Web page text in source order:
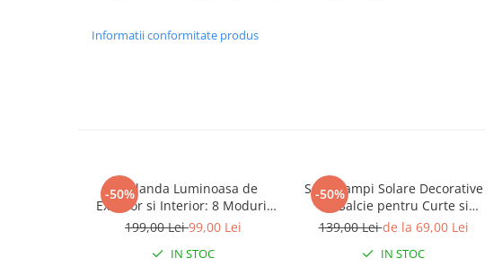
Informatii conformitate produs
-50%
Ghirlanda Luminoasa de
Exterior si Interior: 8 Moduri,
Interconectabila (Variante 220V
30m
199,00 Lei99,00 Lei
IN STOC
-50%
Set 2 Lampi Solare Decorative
tip Salcie pentru Curte si
Gradina, 120 LED-uri, Lumina
139,00 Leide la 69,00 Lei
IN STOC